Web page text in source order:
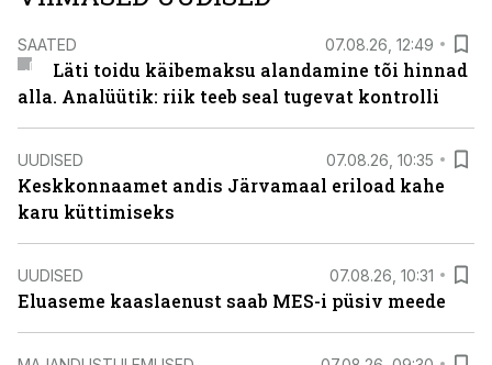
SAATED 07.08.26, 12:49
Läti toidu käibemaksu alandamine tõi hinnad
alla. Analüütik: riik teeb seal tugevat kontrolli
UUDISED 07.08.26, 10:35
Keskkonnaamet andis Järvamaal eriload kahe
karu küttimiseks
UUDISED 07.08.26, 10:31
Eluaseme kaaslaenust saab MES-i püsiv meede